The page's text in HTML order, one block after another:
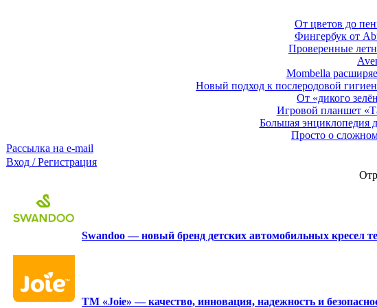
От цветов до
Фингербук от
Проверенные
Mombella
Новый подход к послеродовой
От «дикого
Игровой планшет
Большая энциклопедия
Просто о
Рассылка на e-mail
Вход / Регистрация
Swandoo — новый бренд детских автомобильных кресел
ТМ «Joie» — качество, инновация, надежность и